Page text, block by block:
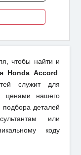
чтобы найти и
Honda Accord
служит для
ценами нашего
подбора деталей
или
коду